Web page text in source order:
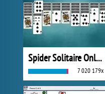
Spider Solitaire Online
7 020 179x